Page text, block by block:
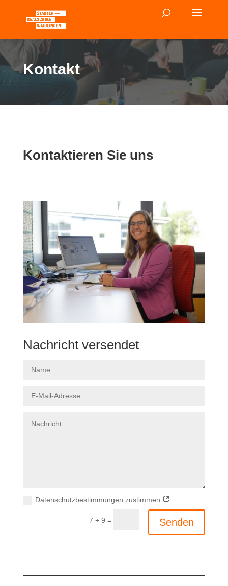
Kontakt
Kontaktieren Sie uns
Nachricht versendet
Datenschutzbestimmungen zustimmen
7 + 9 = Senden